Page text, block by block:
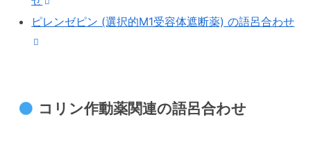
ピレンゼピン (選択的M1受容体遮断薬) の語呂合わせ
コリン作動薬関連の語呂合わせ